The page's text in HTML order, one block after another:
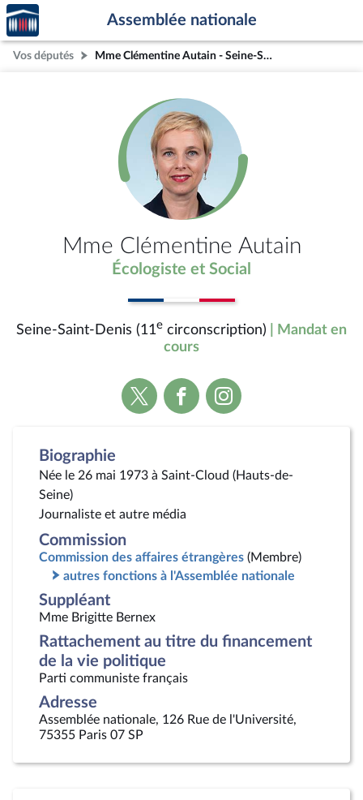
Aller au contenu
Aller en bas de la page
Accèder
à la
page
d'accueil
Assemblée nationale
Vos députés Mme Clémentine Autain - Seine-Saint-Denis (11e circonscription)
Mme Clémentine Autain
Écologiste et Social
Seine-Saint-Denis (11e circonscription)
| Mandat en
cours
Voir
la
Voir
la
Voir
la
Biographie
Née le 26 mai 1973 à Saint-Cloud (Hauts-de-
Seine)
Journaliste et autre média
Commission
Commission des affaires étrangères (Membre)
autres fonctions à l'Assemblée nationale
Suppléant
Mme Brigitte Bernex
Rattachement au titre du financement
de la vie politique
Parti communiste français
Adresse
Assemblée nationale, 126 Rue de l'Université,
75355 Paris 07 SP